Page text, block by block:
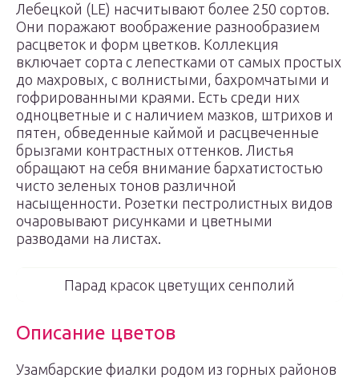
Лебецкой (LE) насчитывают более 250 сортов.
Они поражают воображение разнообразием
расцветок и форм цветков. Коллекция
включает сорта с лепестками от самых простых
до махровых, с волнистыми, бахромчатыми и
гофрированными краями. Есть среди них
одноцветные и с наличием мазков, штрихов и
пятен, обведенные каймой и расцвеченные
брызгами контрастных оттенков. Листья
обращают на себя внимание бархатистостью
чисто зеленых тонов различной
насыщенности. Розетки пестролистных видов
очаровывают рисунками и цветными
разводами на листах.
Парад красок цветущих сенполий
Описание цветов
Узамбарские фиалки родом из горных районов